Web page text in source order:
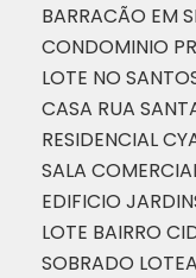
BARRACÃO EM
CONDOMINIO
LOTE NO
CASA RUA
RESIDENCIAL
SALA
EDIFICIO
LOTE BAIRRO
SOBRADO